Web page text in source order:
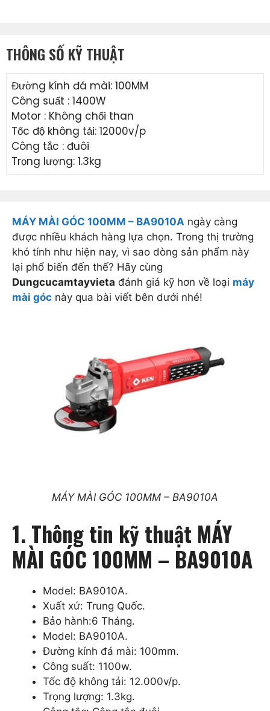
THÔNG SỐ KỸ THUẬT
Đường kính đá mài: 100MM
Công suất : 1400W
Motor : Không chổi than
Tốc độ không tải: 12000v/p
Công tắc : đuôi
Trọng lượng: 1.3kg
MÁY MÀI GÓC 100MM – BA9010A ngày càng
được nhiều khách hàng lựa chọn. Trong thị trường
khó tính như hiện nay, vì sao dòng sản phẩm này
lại phổ biến đến thế? Hãy cùng
Dungcucamtayvieta đánh giá kỹ hơn về loại máy
mài góc này qua bài viết bên dưới nhé!
MÁY MÀI GÓC 100MM – BA9010A
1. Thông tin kỹ thuật MÁY
MÀI GÓC 100MM – BA9010A
Model: BA9010A.
Xuất xứ: Trung Quốc.
Bảo hành:6 Tháng.
Model: BA9010A.
Đường kính đá mài: 100mm.
Công suất: 1100w.
Tốc độ không tải: 12.000v/p.
Trọng lượng: 1.3kg.